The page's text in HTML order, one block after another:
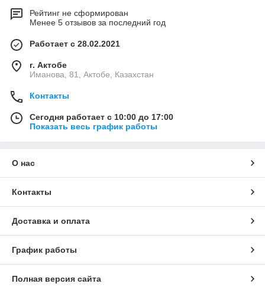
Рейтинг не сформирован
Менее 5 отзывов за последний год
Работает с 28.02.2021
г. Актобе
Иманова, 81, Актобе, Казахстан
Контакты
Сегодня работает с 10:00 до 17:00
Показать весь график работы
О нас
Контакты
Доставка и оплата
График работы
Полная версия сайта